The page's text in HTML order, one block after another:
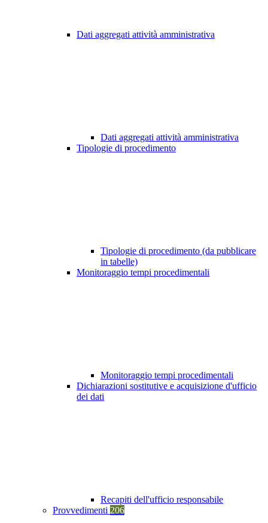
Dati aggregati attività amministrativa
Dati aggregati attività amministrativa
Tipologie di procedimento
Tipologie di procedimento (da pubblicare
in tabelle)
Monitoraggio tempi procedimentali
Monitoraggio tempi procedimentali
Dichiarazioni sostitutive e acquisizione d'ufficio
dei dati
Recapiti dell'ufficio responsabile
Provvedimenti 206